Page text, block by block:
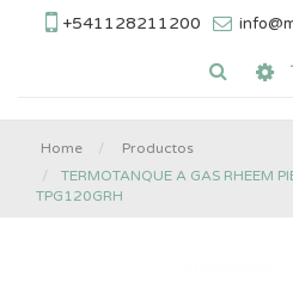
+541128211200
Home
Productos
TERMOTANQUE A GAS RHEEM
TPG120GRH